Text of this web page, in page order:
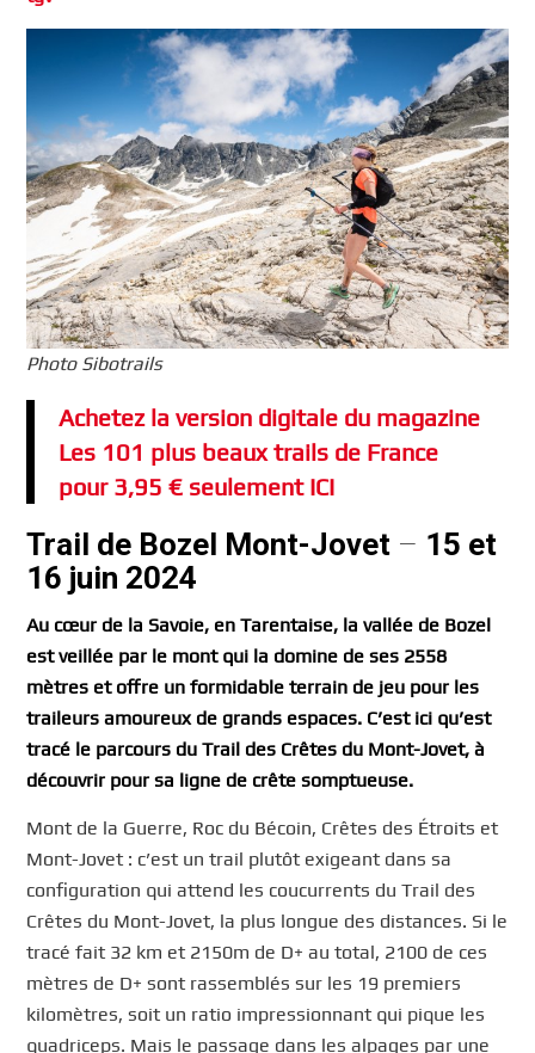
Photo Sibotrails
Achetez la version digitale du magazine
Les 101 plus beaux trails de France
pour 3,95 € seulement ICI
Trail de Bozel Mont-Jovet – 15 et
16 juin 2024
Au cœur de la Savoie, en Tarentaise, la vallée de Bozel
est veillée par le mont qui la domine de ses 2558
mètres et offre un formidable terrain de jeu pour les
traileurs amoureux de grands espaces. C’est ici qu’est
tracé le parcours du Trail des Crêtes du Mont-Jovet, à
découvrir pour sa ligne de crête somptueuse.
Mont de la Guerre, Roc du Bécoin, Crêtes des Étroits et
Mont-Jovet : c’est un trail plutôt exigeant dans sa
configuration qui attend les coucurrents du Trail des
Crêtes du Mont-Jovet, la plus longue des distances. Si le
tracé fait 32 km et 2150m de D+ au total, 2100 de ces
mètres de D+ sont rassemblés sur les 19 premiers
kilomètres, soit un ratio impressionnant qui pique les
quadriceps. Mais le passage dans les alpages par une